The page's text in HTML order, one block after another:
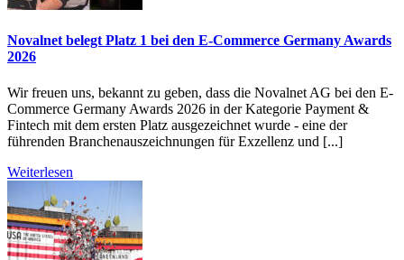
Novalnet belegt Platz 1 bei den E-Commerce Germany Awards
2026
Wir freuen uns, bekannt zu geben, dass die Novalnet AG bei den E-
Commerce Germany Awards 2026 in der Kategorie Payment &
Fintech mit dem ersten Platz ausgezeichnet wurde - eine der
führenden Branchenauszeichnungen für Exzellenz und [...]
Weiterlesen